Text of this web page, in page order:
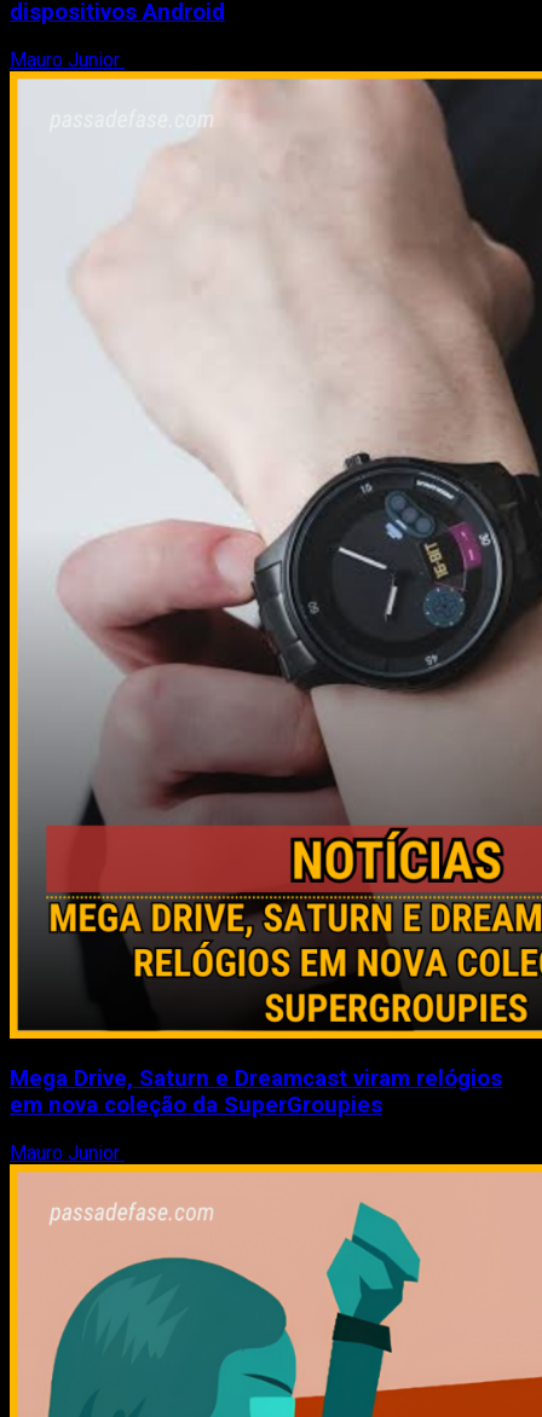
dispositivos Android
Mauro Junior
Mega Drive, Saturn e Dreamcast viram relógios
em nova coleção da SuperGroupies
Mauro Junior